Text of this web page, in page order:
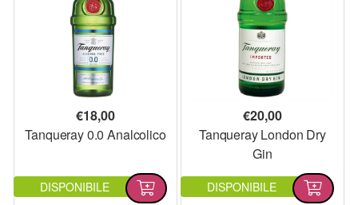
€18,00
Tanqueray 0.0 Analcolico
DISPONIBILE
€20,00
Tanqueray London Dry
Gin
DISPONIBILE